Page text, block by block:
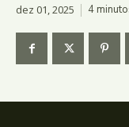
dez 01, 2025 4